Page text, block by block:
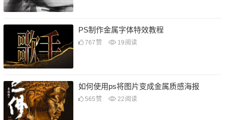
PS制作金属字体特效教程
767 赞 19 阅读
如何使用ps将图片变成金属质感海报
565 赞 22 阅读